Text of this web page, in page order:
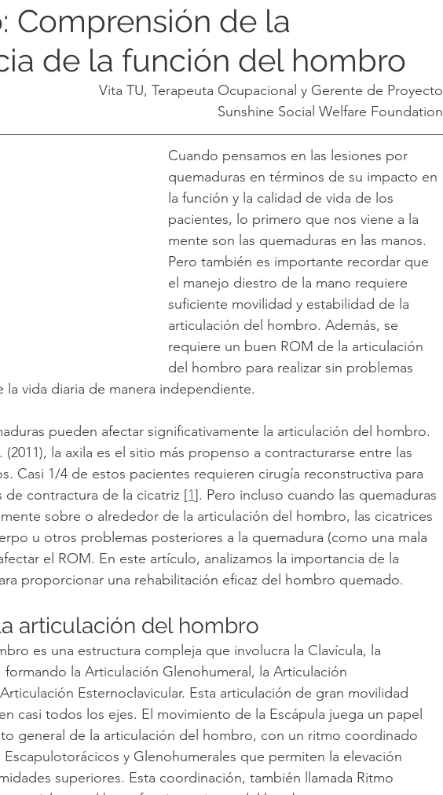
Comprensión de la
de la función del hombro
Vita TU, Terapeuta Ocupacional y Gerente de Proyecto
Sunshine Social Welfare Foundation
Cuando pensamos en las lesiones por
quemaduras en términos de su impacto en
la función y la calidad de vida de los
pacientes, lo primero que nos viene a la
mente son las quemaduras en las manos.
Pero también es importante recordar que
el manejo diestro de la mano requiere
suficiente movilidad y estabilidad de la
articulación del hombro. Además, se
requiere un buen ROM de la articulación
del hombro para realizar sin problemas
la vida diaria de manera independiente.
pueden afectar significativamente la articulación del hombro.
la axila es el sitio más propenso a contracturarse entre las
Casi 1/4 de estos pacientes requieren cirugía reconstructiva para
de contractura de la cicatriz [1]. Pero incluso cuando las quemaduras
sobre o alrededor de la articulación del hombro, las cicatrices
u otros problemas posteriores a la quemadura (como una mala
el ROM. En este artículo, analizamos la importancia de la
proporcionar una rehabilitación eficaz del hombro quemado.
articulación del hombro
es una estructura compleja que involucra la Clavícula, la
formando la Articulación Glenohumeral, la Articulación
Esternoclavicular. Esta articulación de gran movilidad
casi todos los ejes. El movimiento de la Escápula juega un papel
general de la articulación del hombro, con un ritmo coordinado
y Glenohumerales que permiten la elevación
superiores. Esta coordinación, también llamada Ritmo